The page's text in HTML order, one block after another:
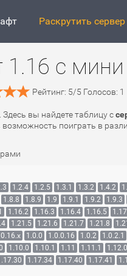
Раскрутить сервер
с
Рейтинг: 5/5 Голосов: 1
вы найдете таблицу с
возможность поиграть в
1.2.4 1.2.5 1.3.1 1.3.2 1.4.2
1.8.8 1.8.9 1.9 1.9.1 1.9.2 1.9.3
1.16.2 1.16.3 1.16.4 1.16.5 1.17
1.21.5 1.21.6 1.21.7 1.21.8
0.16.x 1.0.0 1.0.0.16 1.0.2 1.0.2.1
1.10.0 1.10.1 1.11 1.11.1 1.12.0
1.17.34 1.17.40 1.17.41